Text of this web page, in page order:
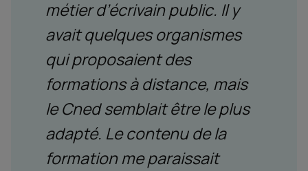
métier d’écrivain public. Il y
avait quelques organismes
qui proposaient des
formations à distance, mais
le Cned semblait être le plus
adapté. Le contenu de la
formation me paraissait